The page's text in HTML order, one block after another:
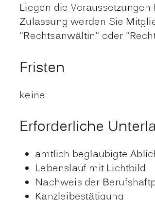
Liegen die
Zulassung werden Sie
"Rechtsanwältin" oder
Fristen
keine
Erforderliche
amtlich beglaubigte
Lebenslauf mit Lichtbild
Nachweis der
Kanzleibestätigung